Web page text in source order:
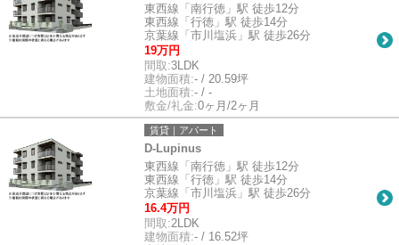
東西線「南行徳」駅 徒歩12分
東西線「行徳」駅 徒歩14分
京葉線「市川塩浜」駅 徒歩26分
19万円
間取:3LDK
建物面積:- / 20.59坪
土地面積:- / -
敷金/礼金:0ヶ月/2ヶ月
賃貸｜アパート
D-Lupinus
東西線「南行徳」駅 徒歩12分
東西線「行徳」駅 徒歩14分
京葉線「市川塩浜」駅 徒歩26分
16.4万円
間取:2LDK
建物面積:- / 16.52坪